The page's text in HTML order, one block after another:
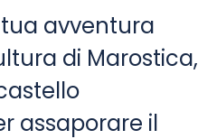
tua avventura
di Marostica,
assaporare il